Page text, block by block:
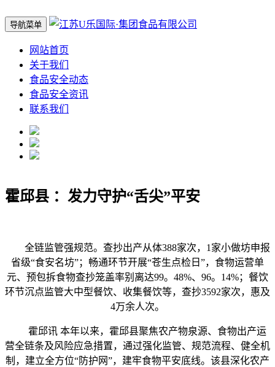
导航菜单
网站首页
关于我们
食品安全动态
食品安全资讯
联系我们
霍邱县 ：发力守护“舌尖”平安
全链监管强规范。查抄出产从体388家次，1家小做坊申报
省级“食安名坊”；畅通环节开展“苍生点检日”，食物运营单
元、预包拆食物查抄笼盖率别离达99。48%、96。14%；餐饮
环节沉点监管大中型餐饮、收集餐饮等，查抄3592家次，惠及
4万余人次。
霍邱讯 本年以来，霍邱县聚焦农产物泉源、食物出产运
营全链条及风险应急措置，通过强化监管、规范流程、健全机
制，建立全方位“防护网”，建牢食物平安底线。该县深化农产